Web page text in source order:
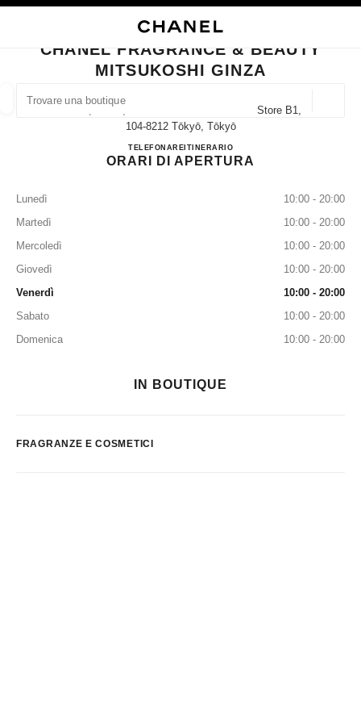
TROVARE UNA BOUTIQUE
I suggerimenti sono mostrati sotto la barra di ricerca
0 Suggerimenti disponibili
CHIUDI LA SCHEDA DELLA BOUTIQUE CHANEL FRAGRANCE & BEAUTY
CHANEL FRAGRANCE & BEAUTY
MITSUKOSHI GINZA
4-6-16, Ginza, Chuo-Ku Mitsukoshi Ginza Store B1,
104-8212 Tōkyō, Tōkyō
TELEFONARE
03-3535-9303ITINERARIO
CHANEL FRAGRANCE
ORARI DI APERTURA
Lunedì
10:00 - 20:00
Martedì
10:00 - 20:00
Mercoledì
10:00 - 20:00
Giovedì
10:00 - 20:00
Venerdì
10:00 - 20:00
Sabato
10:00 - 20:00
Domenica
10:00 - 20:00
IN BOUTIQUE
FRAGRANZE E COSMETICI
OCCHIALI OROLOGERIA E GIOIELLERIA